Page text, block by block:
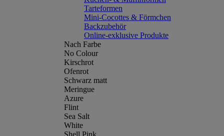
Tarteformen
Mini-Cocottes & Förmchen
Backzubehör
Online-exklusive Produkte
Nach Farbe
No Colour
Kirschrot
Ofenrot
Schwarz matt
Meringue
Azure
Flint
Sea Salt
White
Shell Pink